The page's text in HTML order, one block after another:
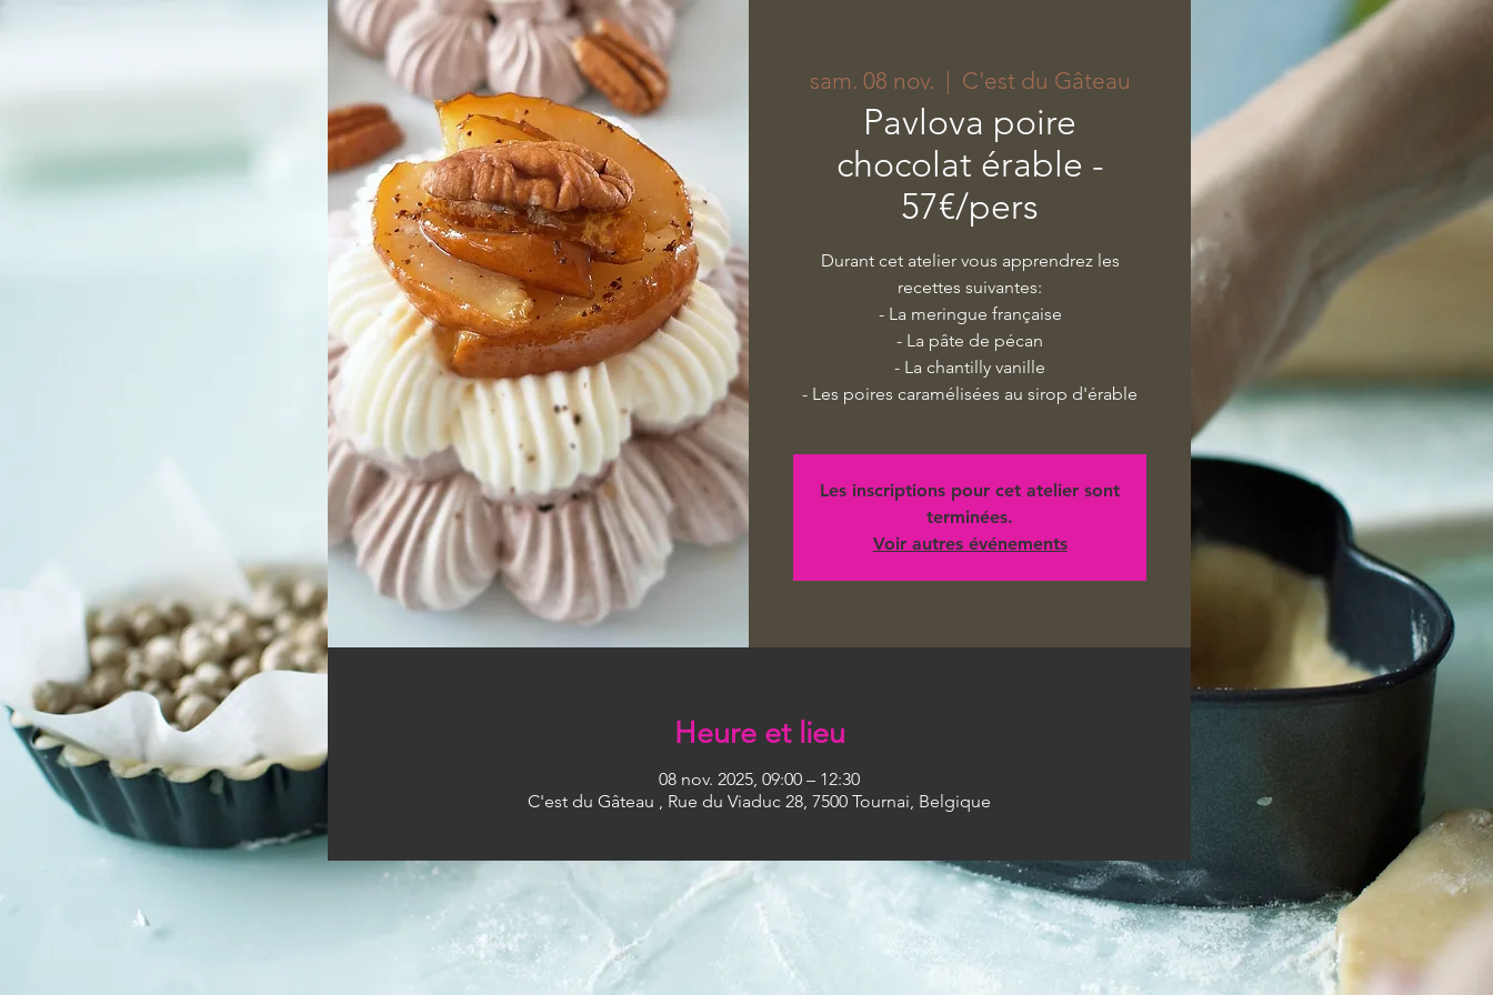
sam. 08 nov.
  |
C'est du Gâteau
Pavlova poire
chocolat érable -
57€/pers
Durant cet atelier vous apprendrez les
recettes suivantes:
- La meringue française
- La pâte de pécan
- La chantilly vanille
- Les poires caramélisées au sirop d'érable
Les inscriptions pour cet atelier sont
terminées.
Voir autres événements
Heure et lieu
08 nov. 2025, 09:00 – 12:30
C'est du Gâteau , Rue du Viaduc 28, 7500 Tournai, Belgique